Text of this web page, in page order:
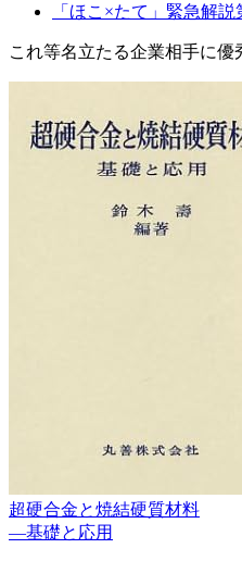
「ほこ×たて」緊急解
これ等名立たる企業相手に
超硬合金と焼結硬質材料
―基礎と応用